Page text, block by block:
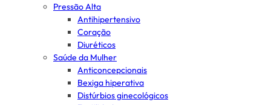
Pressão Alta
Antihipertensivo
Coração
Diuréticos
Saúde da Mulher
Anticoncepcionais
Bexiga hiperativa
Distúrbios ginecológicos